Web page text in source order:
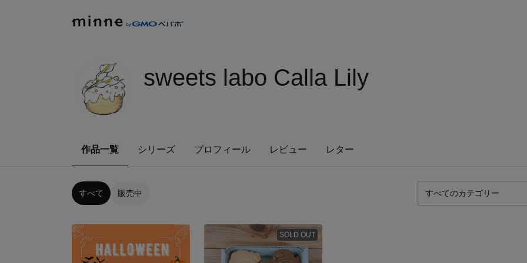
sweets labo Calla Lily
作品一覧 シリーズ プロフィール レビュー レター
すべて 販売中
SOLD OUT